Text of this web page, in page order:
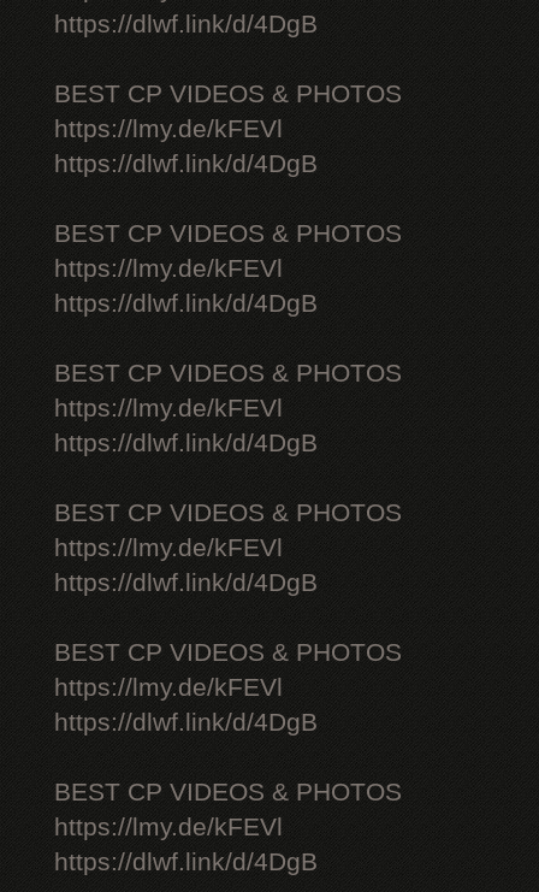
https://dlwf.link/d/4DgB
BEST CP VIDEOS & PHOTOS
https://lmy.de/kFEVl
https://dlwf.link/d/4DgB
BEST CP VIDEOS & PHOTOS
https://lmy.de/kFEVl
https://dlwf.link/d/4DgB
BEST CP VIDEOS & PHOTOS
https://lmy.de/kFEVl
https://dlwf.link/d/4DgB
BEST CP VIDEOS & PHOTOS
https://lmy.de/kFEVl
https://dlwf.link/d/4DgB
BEST CP VIDEOS & PHOTOS
https://lmy.de/kFEVl
https://dlwf.link/d/4DgB
BEST CP VIDEOS & PHOTOS
https://lmy.de/kFEVl
https://dlwf.link/d/4DgB